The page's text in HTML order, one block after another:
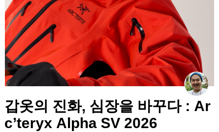
갑옷의 진화, 심장을 바꾸다 : Ar
c’teryx Alpha SV 2026